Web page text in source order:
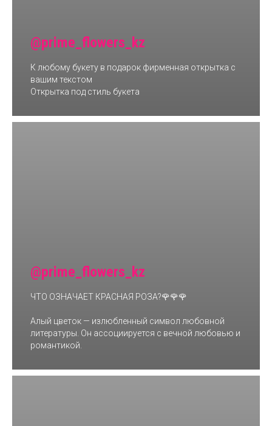
@prime_flowers_kz
К любому букету в подарок фирменная открытка с
вашим текстом
Открытка под стиль букета
@prime_flowers_kz
ЧТО ОЗНАЧАЕТ КРАСНАЯ РОЗА?🌹🌹🌹
Алый цветок — излюбленный символ любовной
литературы. Он ассоциируется с вечной любовью и
романтикой.